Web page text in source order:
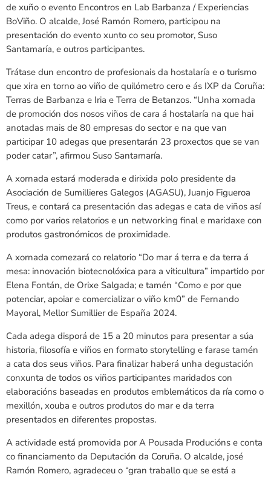
de xuño o evento Encontros en Lab Barbanza / Experiencias
BoViño. O alcalde, José Ramón Romero, participou na
presentación do evento xunto co seu promotor, Suso
Santamaría, e outros participantes.
Trátase dun encontro de profesionais da hostalaría e o turismo
que xira en torno ao viño de quilómetro cero e ás IXP da Coruña:
Terras de Barbanza e Iria e Terra de Betanzos. “Unha xornada
de promoción dos nosos viños de cara á hostalaría na que hai
anotadas mais de 80 empresas do sector e na que van
participar 10 adegas que presentarán 23 proxectos que se van
poder catar”, afirmou Suso Santamaría.
A xornada estará moderada e dirixida polo presidente da
Asociación de Sumillieres Galegos (AGASU), Juanjo Figueroa
Treus, e contará ca presentación das adegas e cata de viños así
como por varios relatorios e un networking final e maridaxe con
produtos gastronómicos de proximidade.
A xornada comezará co relatorio “Do mar á terra e da terra á
mesa: innovación biotecnolóxica para a viticultura” impartido por
Elena Fontán, de Orixe Salgada; e tamén “Como e por que
potenciar, apoiar e comercializar o viño km0” de Fernando
Mayoral, Mellor Sumillier de España 2024.
Cada adega disporá de 15 a 20 minutos para presentar a súa
historia, filosofía e viños en formato storytelling e farase tamén
a cata dos seus viños. Para finalizar haberá unha degustación
conxunta de todos os viños participantes maridados con
elaboracións baseadas en produtos emblemáticos da ría como o
mexillón, xouba e outros produtos do mar e da terra
presentados en diferentes propostas.
A actividade está promovida por A Pousada Producións e conta
co financiamento da Deputación da Coruña. O alcalde, josé
Ramón Romero, agradeceu o “gran traballo que se está a